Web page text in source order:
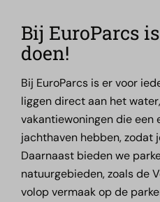
Bij EuroParcs
doen!
Bij EuroParcs is er voor
liggen direct aan het
vakantiewoningen die een
jachthaven hebben, zodat
Daarnaast bieden we
natuurgebieden, zoals de
volop vermaak op de